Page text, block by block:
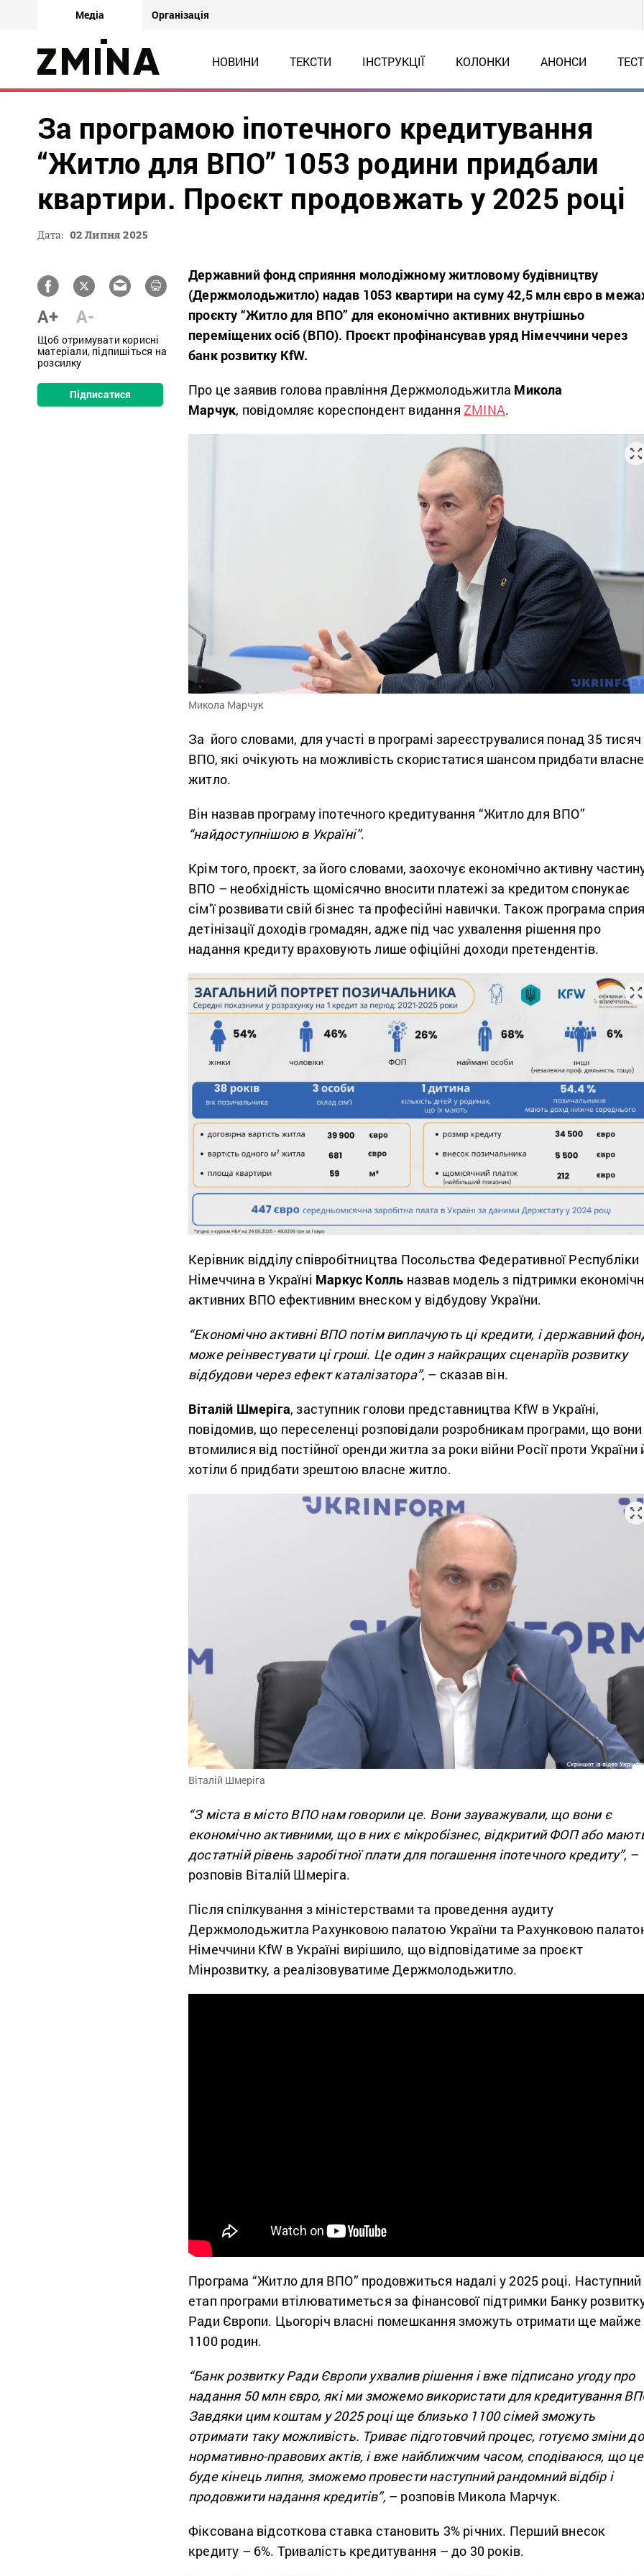
Медіа Організація
НОВИНИ ТЕКСТИ ІНСТРУКЦІЇ КОЛОНКИ АНОНСИ
За програмою іпотечного кредитування
“Житло для ВПО” 1053 родини придбали
квартири. Проєкт продовжать у 2025 році
Дата: 02 Липня 2025
A+ A-
Щоб отримувати корисні
матеріали, підпишіться на
розсилку
Підписатися
Державний фонд сприяння молодіжному житловому будівництву
(Держмолодьжитло) надав 1053 квартири на суму 42,5 млн євро в
проєкту “Житло для ВПО” для економічно активних внутрішньо
переміщених осіб (ВПО). Проєкт профінансував уряд Німеччини через
банк розвитку KfW.
Про це заявив голова правління Держмолодьжитла Микола
Марчук, повідомляє кореспондент виданняZMINA.
Микола Марчук
За його словами, для участі в програмі зареєструвалися понад 35 тисяч
ВПО, які очікують на можливість скористатися шансом придбати власне
житло.
Він назвав програму іпотечного кредитування “Житло для ВПО”
“найдоступнішою в Україні”.
Крім того, проєкт, за його словами, заохочує економічно активну
ВПО – необхідність щомісячно вносити платежі за кредитом спонукає
сім’ї розвивати свій бізнес та професійні навички. Також програма
детінізації доходів громадян, адже під час ухвалення рішення про
надання кредиту враховують лише офіційні доходи претендентів.
Керівник відділу співробітництва Посольства Федеративної Республіки
Німеччина в Україні Маркус Колль назвав модель з підтримки
активних ВПО ефективним внеском у відбудову України.
“Економічно активні ВПО потім виплачують ці кредити, і державний
може реінвестувати ці гроші. Це один з найкращих сценаріїв розвитку
відбудови через ефект каталізатора”, – сказав він.
Віталій Шмеріга, заступник голови представництва KfW в Україні,
повідомив, що переселенці розповідали розробникам програми, що вони
втомилися від постійної оренди житла за роки війни Росії проти України
хотіли б придбати зрештою власне житло.
Віталій Шмеріга
“З міста в місто ВПО нам говорили це. Вони зауважували, що вони є
економічно активними, що в них є мікробізнес, відкритий ФОП або
достатній рівень заробітної плати для погашення іпотечного кредиту”, –
розповів Віталій Шмеріга.
Після спілкування з міністерствами та проведення аудиту
Держмолодьжитла Рахунковою палатою України та Рахунковою
Німеччини KfW в Україні вирішило, що відповідатиме за проєкт
Мінрозвитку, а реалізовуватиме Держмолодьжитло.
Програма “Житло для ВПО” продовжиться надалі у 2025 році. Наступний
етап програми втілюватиметься за фінансової підтримки Банку
Ради Європи. Цьогоріч власні помешкання зможуть отримати ще майже
1100 родин.
“Банк розвитку Ради Європи ухвалив рішення і вже підписано угоду про
надання 50 млн євро, які ми зможемо використати для кредитування
Завдяки цим коштам у 2025 році ще близько 1100 сімей зможуть
отримати таку можливість. Триває підготовчий процес, готуємо зміни до
нормативно-правових актів, і вже найближчим часом, сподіваюся, що це
буде кінець липня, зможемо провести наступний рандомний відбір і
продовжити надання кредитів”,– розповів Микола Марчук.
Фіксована відсоткова ставка становить 3% річних. Перший внесок
кредиту – 6%. Тривалість кредитування – до 30 років.